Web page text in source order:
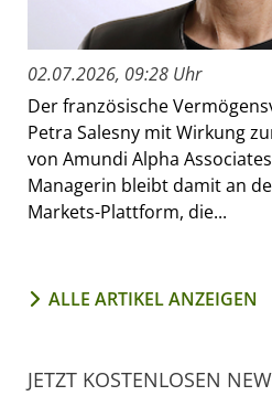
02.07.2026, 09:28 Uhr
Der französische
Petra Salesny mit Wirkung
von Amundi Alpha
Managerin bleibt damit an
Markets-Plattform, die...
ALLE ARTIKEL ANZEIGEN
JETZT KOSTENLOSEN